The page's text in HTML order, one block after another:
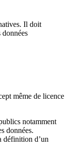
Il doit
données
même de licence
notamment
données.
définition d’un